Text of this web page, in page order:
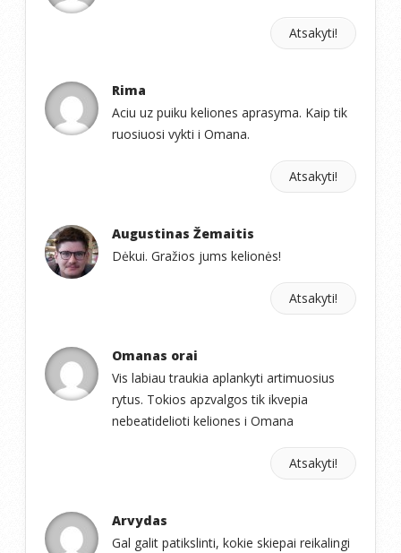
Atsakyti!
Rima
Aciu uz puiku keliones aprasyma. Kaip tik
ruosiuosi vykti i Omana.
Atsakyti!
Augustinas Žemaitis
Dėkui. Gražios jums kelionės!
Atsakyti!
Omanas orai
Vis labiau traukia aplankyti artimuosius
rytus. Tokios apzvalgos tik ikvepia
nebeatidelioti keliones i Omana
Atsakyti!
Arvydas
Gal galit patikslinti, kokie skiepai reikalingi